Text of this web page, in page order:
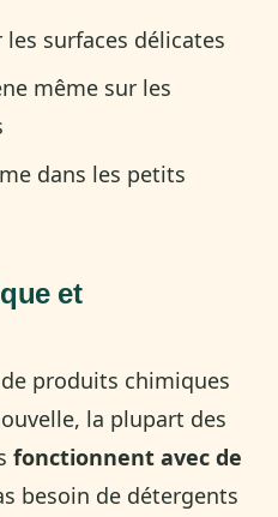
les surfaces délicates
même sur les
dans les petits
et
de produits chimiques
la plupart des
fonctionnent avec de
besoin de détergents